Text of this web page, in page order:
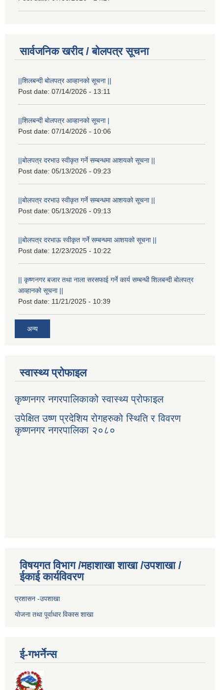
सार्वजनिक खरीद / बोलपत्र सूचना
||शिलबन्दी बोलपत्र आव्हानको सूचना ||
Post date: 07/14/2026 - 13:11
||शिलबन्दी बोलपत्र आव्हानको सूचना |
Post date: 07/14/2026 - 10:06
||बोलपत्र दरभाउ स्वीकृत गर्ने सम्बन्धमा आशयको सूचना ||
Post date: 05/13/2026 - 09:23
||बोलपत्र दरभाउ स्वीकृत गर्ने सम्बन्धमा आशयको सूचना ||
Post date: 05/13/2026 - 09:13
||बोलपत्र दरभाऊ स्वीकृत गर्ने सम्बन्धमा आशयको सूचना ||
Post date: 12/23/2025 - 10:22
|| कृष्णनगर बजार तथा नाला सरसफाई गर्ने कार्य सम्बन्धी शिलबन्दी बोलपत्र
आव्हानको सूचना ||
Post date: 11/21/2025 - 10:39
अन्य
स्वास्थ्य प्रोफाइल
कृष्णनगर नगरपालिकाको स्वास्थ्य प्रोफाइल
उपेक्षित उष्ण प्रदेशिय रोगहरुको स्थिति र विवरण
कृष्णनगर नगरपालिका २०८०
विषयगत विभाग /महाशाखा शाखा /उपशाखा /
ईकाई कार्यविवरण
प्रशासन -उपशाखा
योजना तथा पूर्वाधार विकास शाखा
ई-गभर्नेन्स